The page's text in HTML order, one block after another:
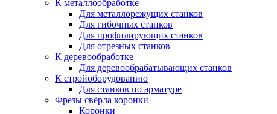
К металлообработке
Для металлорежущих станков
Для гибочных станков
Для профилирующих станков
Для отрезных станков
К деревообработке
Для деревообрабатывающих станков
К стройоборудованию
Для станков по арматуре
Фрезы свёрла коронки
Коронки